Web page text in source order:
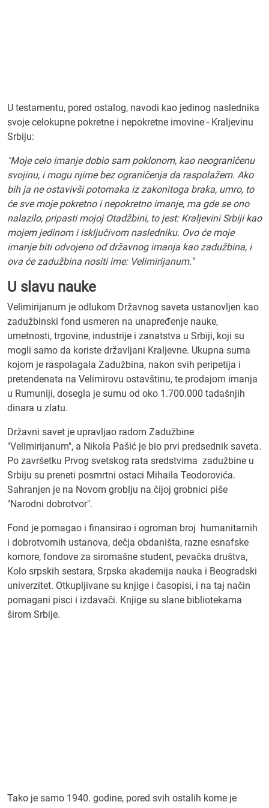
U testamentu, pored ostalog, navodi kao jedinog naslednika
svoje celokupne pokretne i nepokretne imovine - Kraljevinu
Srbiju:
"Moje celo imanje dobio sam poklonom, kao neograničenu
svojinu, i mogu njime bez ograničenja da raspolažem. Ako
bih ja ne ostavivši potomaka iz zakonitoga braka, umro, to
će sve moje pokretno i nepokretno imanje, ma gde se ono
nalazilo, pripasti mojoj Otadžbini, to jest: Kraljevini Srbiji kao
mojem jedinom i isključivom nasledniku. Ovo će moje
imanje biti odvojeno od državnog imanja kao zadužbina, i
ova će zadužbina nositi ime: Velimirijanum."
U slavu nauke
Velimirijanum je odlukom Državnog saveta ustanovljen kao
zadužbinski fond usmeren na unapređenje nauke,
umetnosti, trgovine, industrije i zanatstva u Srbiji, koji su
mogli samo da koriste državljani Kraljevne. Ukupna suma
kojom je raspolagala Zadužbina, nakon svih peripetija i
pretendenata na Velimirovu ostavštinu, te prodajom imanja
u Rumuniji, dosegla je sumu od oko 1.700.000 tadašnjih
dinara u zlatu.
Državni savet je upravljao radom Zadužbine
"Velimirijanum", a Nikola Pašić je bio prvi predsednik saveta.
Po završetku Prvog svetskog rata sredstvima zadužbine u
Srbiju su preneti posmrtni ostaci Mihaila Teodorovića.
Sahranjen je na Novom groblju na čijoj grobnici piše
"Narodni dobrotvor".
Fond je pomagao i finansirao i ogroman broj humanitarnih
i dobrotvornih ustanova, dečja obdaništa, razne esnafske
komore, fondove za siromašne student, pevačka društva,
Kolo srpskih sestara, Srpska akademija nauka i Beogradski
univerzitet. Otkupljivane su knjige i časopisi, i na taj način
pomagani pisci i izdavači. Knjige su slane bibliotekama
širom Srbije.
Tako je samo 1940. godine, pored svih ostalih kome je